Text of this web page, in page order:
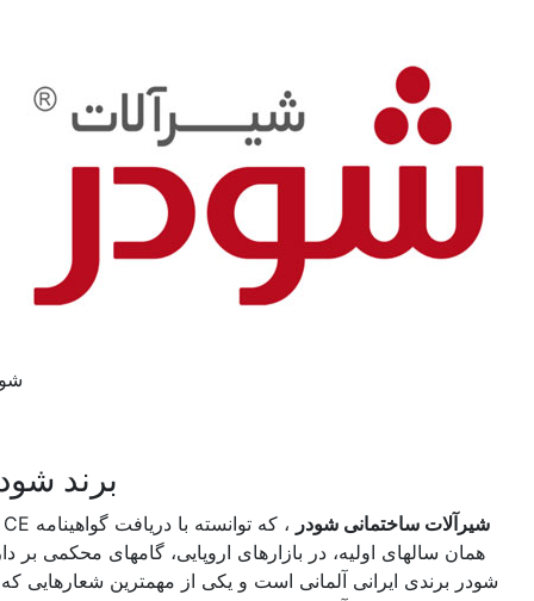
شودر
برند شودر
شیرآلات ساختمانی شودر
، که توانسته با دریافت گواهینامه CE در
همان سالهای اولیه، در بازارهای اروپایی، گامهای محکمی بر دارد.
شودر برندی ایرانی آلمانی است و یکی از مهمترین شعارهایی که به